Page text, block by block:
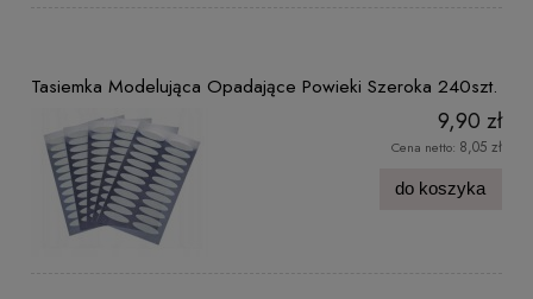
Tasiemka Modelująca Opadające Powieki Szeroka 240szt.
9,90 zł
Cena netto: 8,05 zł
do koszyka